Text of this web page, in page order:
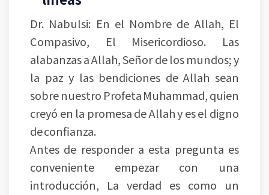
Dr. Nabulsi: En el Nombre de Allah, El
Compasivo, El Misericordioso. Las
alabanzas a Allah, Señor de los mundos; y
la paz y las bendiciones de Allah sean
sobre nuestro Profeta Muhammad, quien
creyó en la promesa de Allah y es el digno
de confianza.
Antes de responder a esta pregunta es
conveniente empezar con una
introducción, La verdad es como un